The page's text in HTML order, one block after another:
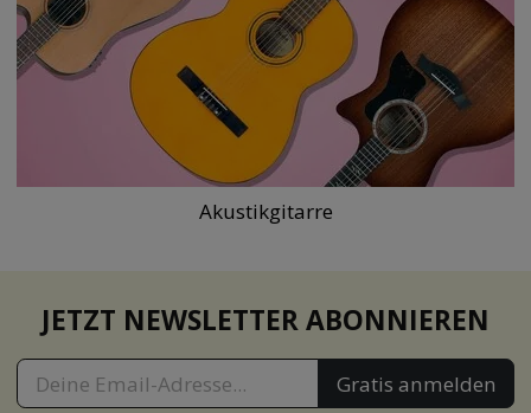
Akustikgitarre
JETZT NEWSLETTER ABONNIEREN
Gratis anmelden